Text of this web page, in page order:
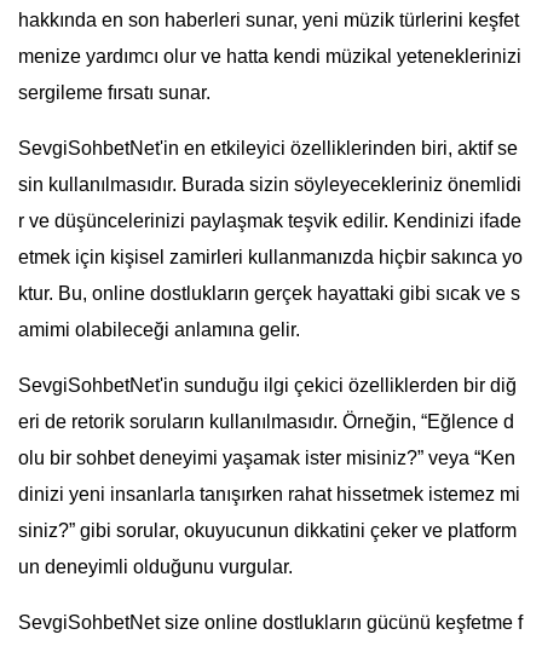
hakkında en son haberleri sunar, yeni müzik türlerini keşfet
menize yardımcı olur ve hatta kendi müzikal yeteneklerinizi
sergileme fırsatı sunar.
SevgiSohbetNet'in en etkileyici özelliklerinden biri, aktif se
sin kullanılmasıdır. Burada sizin söyleyecekleriniz önemlidi
r ve düşüncelerinizi paylaşmak teşvik edilir. Kendinizi ifade
etmek için kişisel zamirleri kullanmanızda hiçbir sakınca yo
ktur. Bu, online dostlukların gerçek hayattaki gibi sıcak ve s
amimi olabileceği anlamına gelir.
SevgiSohbetNet'in sunduğu ilgi çekici özelliklerden bir diğ
eri de retorik soruların kullanılmasıdır. Örneğin, “Eğlence d
olu bir sohbet deneyimi yaşamak ister misiniz?” veya “Ken
dinizi yeni insanlarla tanışırken rahat hissetmek istemez mi
siniz?” gibi sorular, okuyucunun dikkatini çeker ve platform
un deneyimli olduğunu vurgular.
SevgiSohbetNet size online dostlukların gücünü keşfetme f